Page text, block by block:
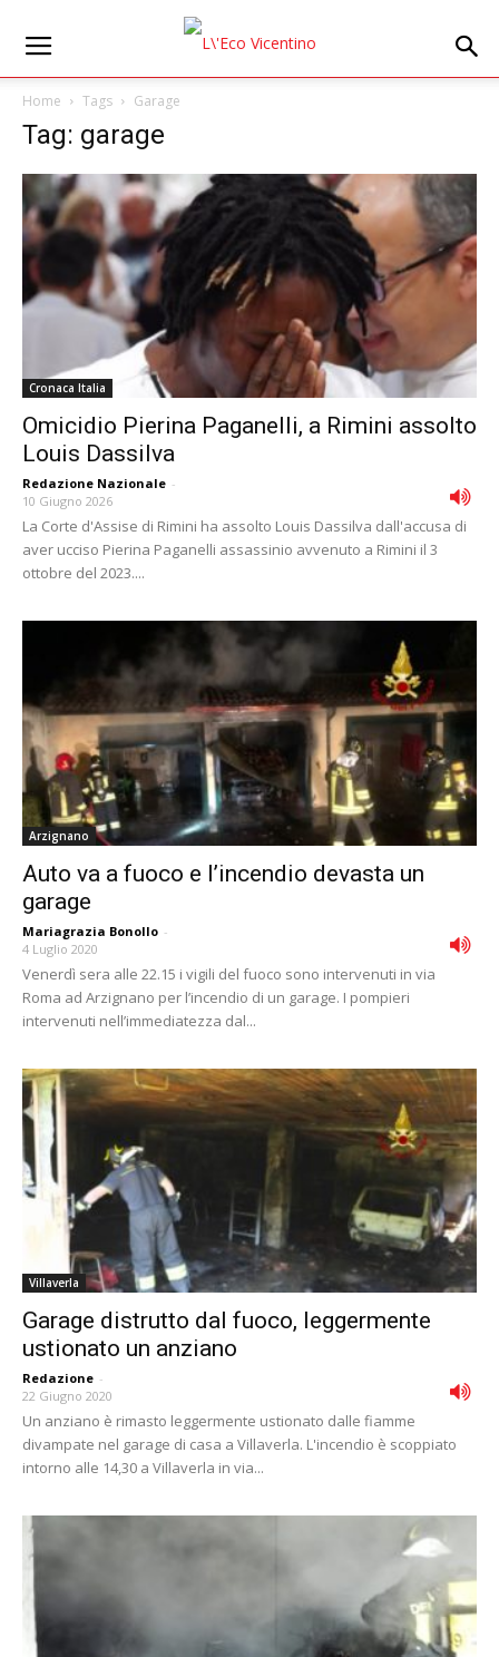
Home Tags Garage
Tag: garage
Cronaca Italia
Omicidio Pierina Paganelli, a Rimini assolto
Louis Dassilva
Redazione Nazionale -
10 Giugno 2026
La Corte d'Assise di Rimini ha assolto Louis Dassilva dall'accusa di
aver ucciso Pierina Paganelli assassinio avvenuto a Rimini il 3
ottobre del 2023....
Arzignano
Auto va a fuoco e l’incendio devasta un
garage
Mariagrazia Bonollo -
4 Luglio 2020
Venerdì sera alle 22.15 i vigili del fuoco sono intervenuti in via
Roma ad Arzignano per l’incendio di un garage. I pompieri
intervenuti nell’immediatezza dal...
Villaverla
Garage distrutto dal fuoco, leggermente
ustionato un anziano
Redazione -
22 Giugno 2020
Un anziano è rimasto leggermente ustionato dalle fiamme
divampate nel garage di casa a Villaverla. L'incendio è scoppiato
intorno alle 14,30 a Villaverla in via...